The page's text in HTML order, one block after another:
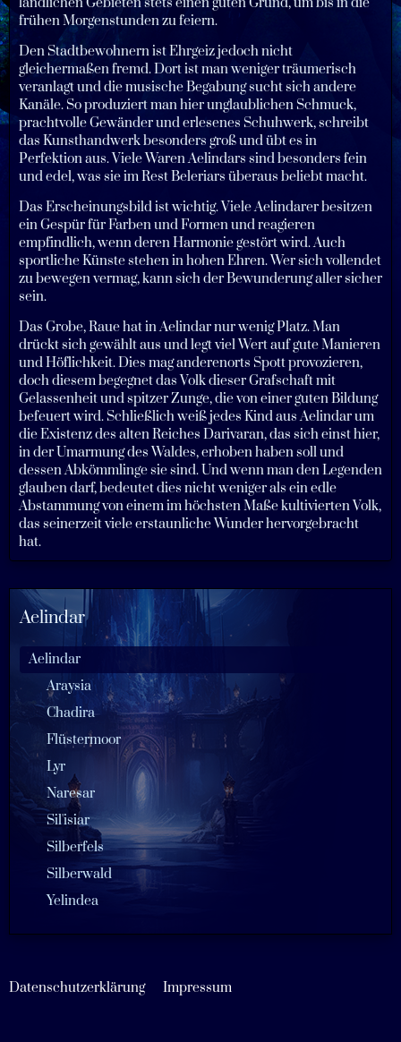
frühen Morgenstunden zu feiern.
Den Stadtbewohnern ist Ehrgeiz jedoch nicht
gleichermaßen fremd. Dort ist man weniger träumerisch
veranlagt und die musische Begabung sucht sich andere
Kanäle. So produziert man hier unglaublichen Schmuck,
prachtvolle Gewänder und erlesenes Schuhwerk, schreibt
das Kunsthandwerk besonders groß und übt es in
Perfektion aus. Viele Waren Aelindars sind besonders fein
und edel, was sie im Rest Beleriars überaus beliebt macht.
Das Erscheinungsbild ist wichtig. Viele Aelindarer besitzen
ein Gespür für Farben und Formen und reagieren
empfindlich, wenn deren Harmonie gestört wird. Auch
sportliche Künste stehen in hohen Ehren. Wer sich vollendet
zu bewegen vermag, kann sich der Bewunderung aller sicher
sein.
Das Grobe, Raue hat in Aelindar nur wenig Platz. Man
drückt sich gewählt aus und legt viel Wert auf gute Manieren
und Höflichkeit. Dies mag anderenorts Spott provozieren,
doch diesem begegnet das Volk dieser Grafschaft mit
Gelassenheit und spitzer Zunge, die von einer guten Bildung
befeuert wird. Schließlich weiß jedes Kind aus Aelindar um
die Existenz des alten Reiches Darivaran, das sich einst hier,
in der Umarmung des Waldes, erhoben haben soll und
dessen Abkömmlinge sie sind. Und wenn man den Legenden
glauben darf, bedeutet dies nicht weniger als ein edle
Abstammung von einem im höchsten Maße kultivierten Volk,
das seinerzeit viele erstaunliche Wunder hervorgebracht
hat.
Aelindar
Aelindar
Araysia
Chadira
Flüstermoor
Lyr
Naresar
Sil'isiar
Silberfels
Silberwald
Yelindea
Datenschutzerklärung Impressum